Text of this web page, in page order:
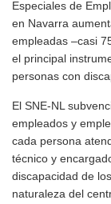
Especiales de
en Navarra
empleadas –casi
el principal
personas con
El SNE-NL
empleados y
cada persona
técnico y
discapacidad de
naturaleza del